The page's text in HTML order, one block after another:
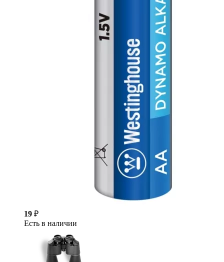
19 ₽
Есть в наличии